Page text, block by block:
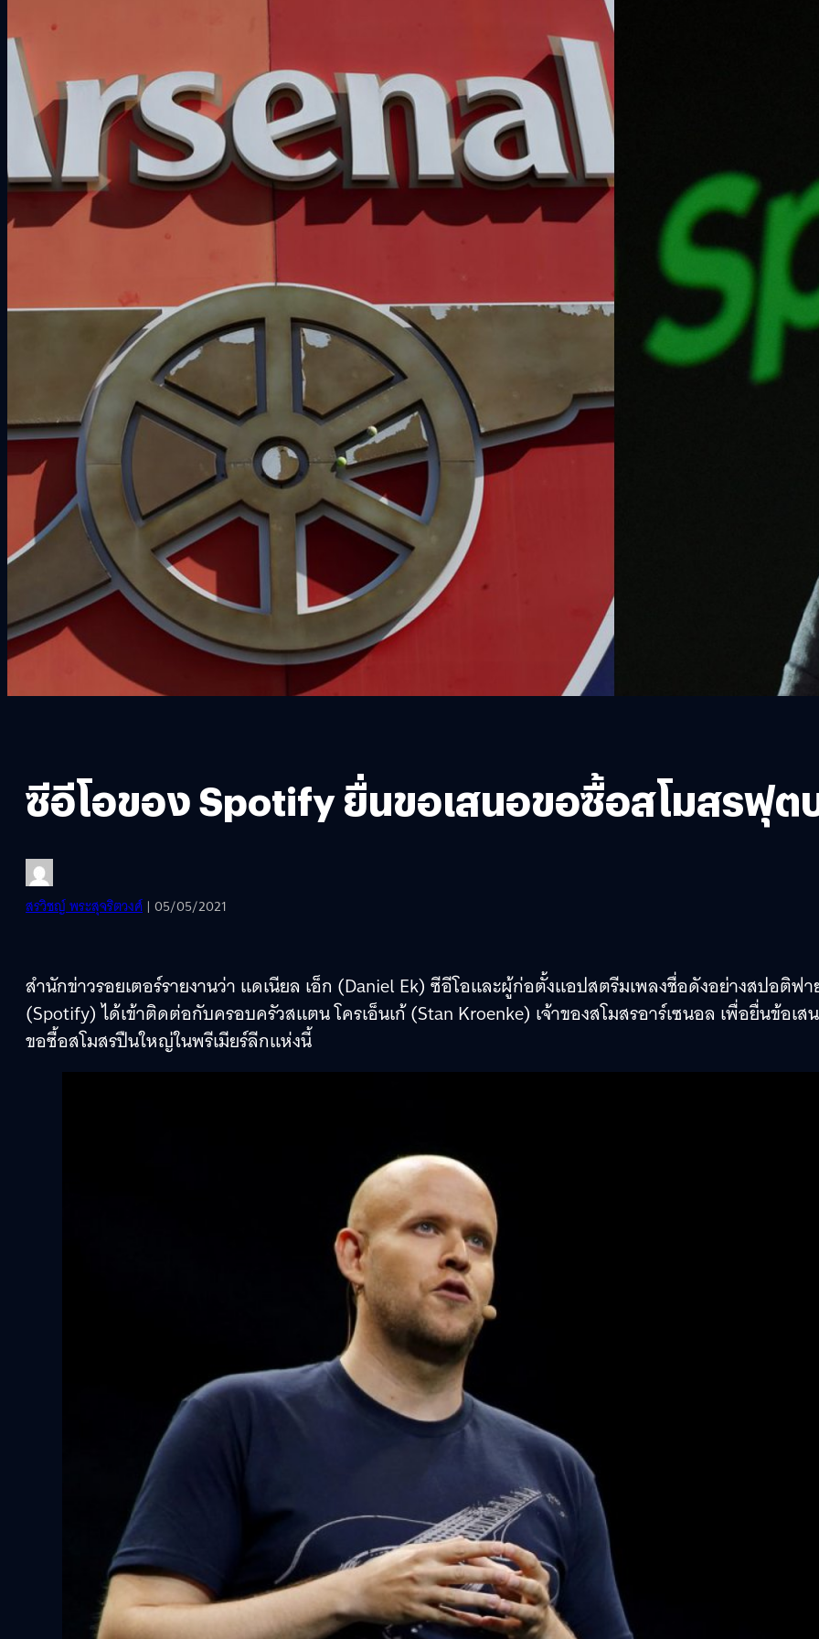
ซีอีโอของ Spotify ยื่นขอเสนอขอซื้อสโมสรฟุ
สรวิชญ์ พระสุจริตวงศ์ | 05/05/2021
สำนักข่าวรอยเตอร์รายงานว่า แดเนียล เอ็ก (Daniel Ek) ซีอีโอและผู้ก่อตั้งแอปสตรีมเพลงชื่อดังอย่างสปอติฟ
(Spotify) ได้เข้าติดต่อกับครอบครัวสแตน โครเอ็นเก้ (Stan Kroenke) เจ้าของสโมสรอาร์เซนอล เพื่อยื่นข้อเส
ขอซื้อสโมสรปืนใหญ่ในพรีเมียร์ลีกแห่งนี้